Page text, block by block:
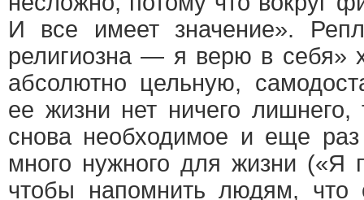
И все имеет значение».
религиозна — я верю в себя»
абсолютно цельную,
ее жизни нет ничего лишнего,
снова необходимое и еще
много нужного для жизни («Я
чтобы напомнить людям,